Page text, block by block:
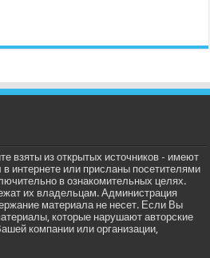
взяты из открытых источников - имеют
интернете или присланы посетителями
в ознакомительных целях.
их владельцам. Администрация
материала не несет. Если Вы
которые нарушают авторские
компании или организации,